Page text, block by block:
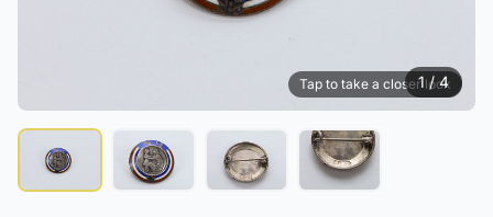
Tap to take a closer look
1 / 4